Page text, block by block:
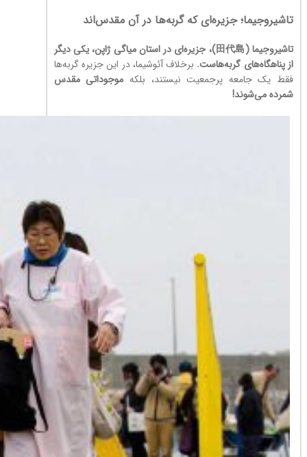
تاشیروجیما؛ جزیره‌ای که گربه‌ها در آن مقدس‌اند
تاشیروجیما (田代島)، جزیره‌ای در استان میاگی ژاپن، یکی دیگر
از پناهگاه‌های گربه‌هاست. برخلاف آئوشیما، در این جزیره گربه‌ها
فقط یک جامعه پرجمعیت نیستند، بلکه موجوداتی مقدس
شمرده می‌شوند!